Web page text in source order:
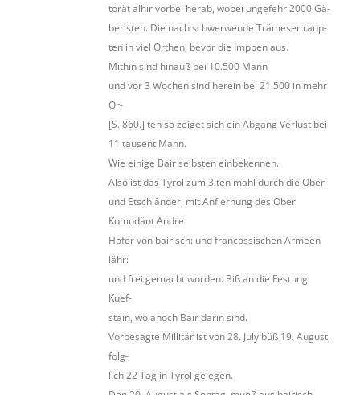
torät alhir vorbei herab, wobei ungefehr 2000 Gä-
beristen. Die nach schwerwende Trämeser raup-
ten in viel Orthen, bevor die Imppen aus.
Mithin sind hinauß bei 10.500 Mann
und vor 3 Wochen sind herein bei 21.500 in mehr
Or-
[S. 860.] ten so zeiget sich ein Abgang Verlust bei
11 tausent Mann.
Wie einige Bair selbsten einbekennen.
Also ist das Tyrol zum 3.ten mahl durch die Ober-
und Etschländer, mit Anfierhung des Ober
Komodänt Andre
Hofer von bairisch: und francössischen Armeen
lähr:
und frei gemacht worden. Biß an die Festung
Kuef-
stain, wo anoch Bair darin sind.
Vorbesagte Millitär ist von 28. July büß 19. August,
folg-
lich 22 Täg in Tyrol gelegen.